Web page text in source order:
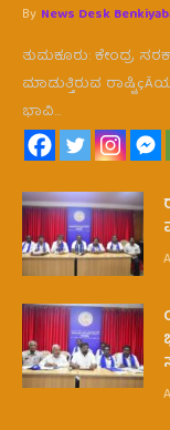
By News Desk
ತುಮಕೂರು: ಕೇಂದ್ರ
ಮಾಡುತ್ತಿರುವ
ಭಾವಿ…